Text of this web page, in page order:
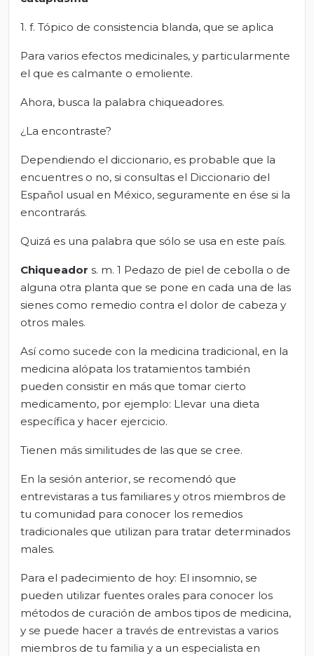
1. f. Tópico de consistencia blanda, que se aplica
Para varios efectos medicinales, y particularmente
el que es calmante o emoliente.
Ahora, busca la palabra chiqueadores.
¿La encontraste?
Dependiendo el diccionario, es probable que la
encuentres o no, si consultas el Diccionario del
Español usual en México, seguramente en ése si la
encontrarás.
Quizá es una palabra que sólo se usa en este país.
Chiqueador s. m. 1 Pedazo de piel de cebolla o de
alguna otra planta que se pone en cada una de las
sienes como remedio contra el dolor de cabeza y
otros males.
Así como sucede con la medicina tradicional, en la
medicina alópata los tratamientos también
pueden consistir en más que tomar cierto
medicamento, por ejemplo: Llevar una dieta
específica y hacer ejercicio.
Tienen más similitudes de las que se cree.
En la sesión anterior, se recomendó que
entrevistaras a tus familiares y otros miembros de
tu comunidad para conocer los remedios
tradicionales que utilizan para tratar determinados
males.
Para el padecimiento de hoy: El insomnio, se
pueden utilizar fuentes orales para conocer los
métodos de curación de ambos tipos de medicina,
y se puede hacer a través de entrevistas a varios
miembros de tu familia y a un especialista en